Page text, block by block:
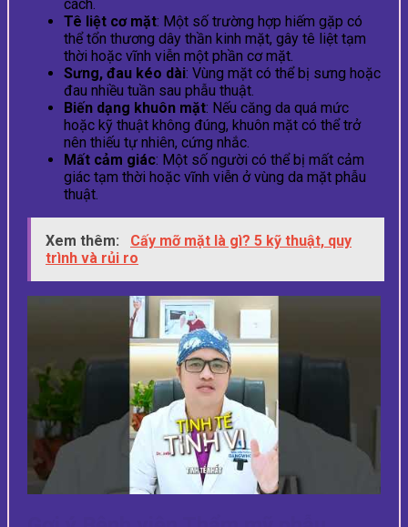
cách.
Tê liệt cơ mặt: Một số trường hợp hiếm gặp có
thể tổn thương dây thần kinh mặt, gây tê liệt tạm
thời hoặc vĩnh viễn một phần cơ mặt.
Sưng, đau kéo dài: Vùng mặt có thể bị sưng hoặc
đau nhiều tuần sau phẫu thuật.
Biến dạng khuôn mặt: Nếu căng da quá mức
hoặc kỹ thuật không đúng, khuôn mặt có thể trở
nên thiếu tự nhiên, cứng nhắc.
Mất cảm giác: Một số người có thể bị mất cảm
giác tạm thời hoặc vĩnh viễn ở vùng da mặt phẫu
thuật.
Xem thêm:
Cấy mỡ mặt là gì? 5 kỹ thuật, quy
trình và rủi ro